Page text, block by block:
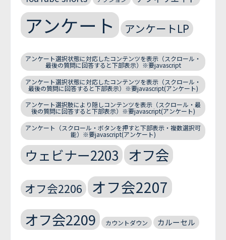
アンケート アンケートLP
アンケート選択状態に対応したコンテンツを表示（スクロール・
最後の質問に回答すると下部表示）※要javascript
アンケート選択状態に対応したコンテンツを表示（スクロール・
最後の質問に回答すると下部表示）※要javascript(アンケート)
アンケート選択肢により隠しコンテンツを表示（スクロール・最
後の質問に回答すると下部表示）※要javascript(アンケート)
アンケート（スクロール・ボタンを押すと下部表示・複数選択可
能）※要javascript(アンケート)
ウェビナー2203 オフ会
オフ会2206 オフ会2207
オフ会2209 カウントダウン カルーセル